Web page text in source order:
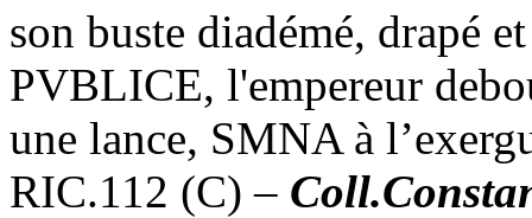
son buste diadémé, drapé
PVBLICE, l'empereur
une lance, SMNA à
RIC.112 (C) –